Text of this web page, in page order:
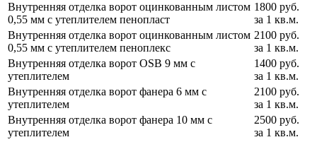
Внутренняя отделка ворот оцинкованным листом
0,55 мм с утеплителем пенопласт
1800 руб.
за 1 кв.м.
Внутренняя отделка ворот оцинкованным листом
0,55 мм с утеплителем пеноплекс
2100 руб.
за 1 кв.м.
Внутренняя отделка ворот OSB 9 мм с
утеплителем
1400 руб.
за 1 кв.м.
Внутренняя отделка ворот фанера 6 мм с
утеплителем
2100 руб.
за 1 кв.м.
Внутренняя отделка ворот фанера 10 мм с
утеплителем
2500 руб.
за 1 кв.м.